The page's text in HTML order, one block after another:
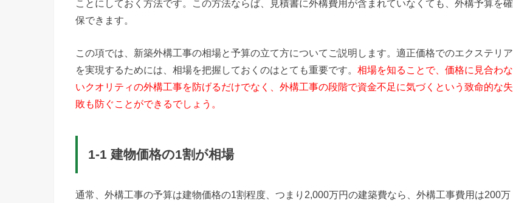
ことにしておく方法です。この方法ならば、見積書に外構費用が含まれていなくても、外構予算を確
保できます。
この項では、新築外構工事の相場と予算の立て方についてご説明します。適正価格でのエクステリア
を実現するためには、相場を把握しておくのはとても重要です。 相場を知ることで、価格に見合わな
いクオリティの外構工事を防げるだけでなく、外構工事の段階で資金不足に気づくという致命的な失
敗も防ぐことができるでしょう。
1-1 建物価格の1割が相場
通常、外構工事の予算は建物価格の1割程度、つまり2,000万円の建築費なら、外構工事費用は200万